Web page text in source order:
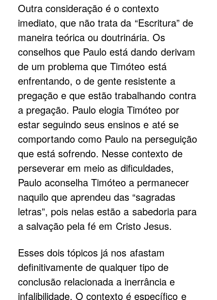
Outra consideração é o contexto
imediato, que não trata da “Escritura” de
maneira teórica ou doutrinária. Os
conselhos que Paulo está dando derivam
de um problema que Timóteo está
enfrentando, o de gente resistente a
pregação e que estão trabalhando contra
a pregação. Paulo elogia Timóteo por
estar seguindo seus ensinos e até se
comportando como Paulo na perseguição
que está sofrendo. Nesse contexto de
perseverar em meio as dificuldades,
Paulo aconselha Timóteo a permanecer
naquilo que aprendeu das “sagradas
letras”, pois nelas estão a sabedoria para
a salvação pela fé em Cristo Jesus.
Esses dois tópicos já nos afastam
definitivamente de qualquer tipo de
conclusão relacionada a inerrância e
infalibilidade. O contexto é específico e